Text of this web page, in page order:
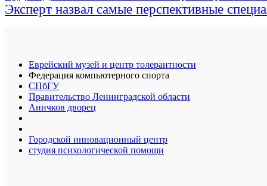
Эксперт назвал самые перспективные
Еврейский музей и центр толерантности
Федерация компьютерного спорта
СПбГУ
Правительство Ленинградской области
Аничков дворец
Городской инновационный центр
студия психологической помощи